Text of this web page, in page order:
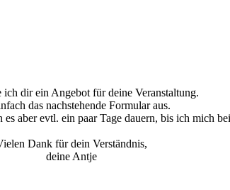
ich dir ein Angebot für deine Veranstaltung.
das nachstehende Formular aus.
aber evtl. ein paar Tage dauern, bis ich mich
Dank für dein Verständnis,
deine Antje